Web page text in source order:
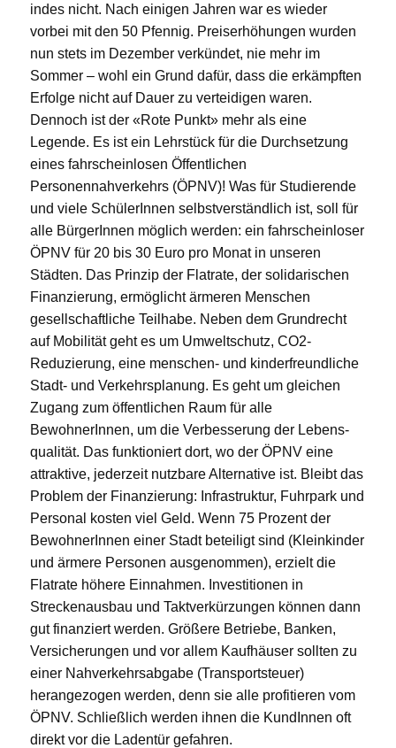
indes nicht. Nach einigen Jahren war es wieder
vorbei mit den 50 Pfennig. Preiserhöhungen wurden
nun stets im Dezember verkündet, nie mehr im
Sommer – wohl ein Grund dafür, dass die erkämpften
Erfolge nicht auf Dauer zu verteidigen waren.
Dennoch ist der «Rote Punkt» mehr als eine
Legende. Es ist ein Lehrstück für die Durchsetzung
eines fahrscheinlosen Öffentlichen
Personennahverkehrs (ÖPNV)! Was für Studierende
und viele SchülerInnen selbstverständlich ist, soll für
alle BürgerInnen möglich werden: ein fahrscheinloser
ÖPNV für 20 bis 30 Euro pro Monat in unseren
Städten. Das Prinzip der Flatrate, der solidarischen
Finanzierung, ermöglicht ärmeren Menschen
gesellschaftliche Teilhabe. Neben dem Grundrecht
auf Mobilität geht es um Umweltschutz, CO2-
Reduzierung, eine menschen- und kinderfreundliche
Stadt- und Verkehrsplanung. Es geht um gleichen
Zugang zum öffentlichen Raum für alle
BewohnerInnen, um die Verbesserung der Lebens-
qualität. Das funktioniert dort, wo der ÖPNV eine
attraktive, jederzeit nutzbare Alternative ist. Bleibt das
Problem der Finanzierung: Infrastruktur, Fuhrpark und
Personal kosten viel Geld. Wenn 75 Prozent der
BewohnerInnen einer Stadt beteiligt sind (Kleinkinder
und ärmere Personen ausgenommen), erzielt die
Flatrate höhere Einnahmen. Investitionen in
Streckenausbau und Taktverkürzungen können dann
gut finanziert werden. Größere Betriebe, Banken,
Versicherungen und vor allem Kaufhäuser sollten zu
einer Nahverkehrsabgabe (Transportsteuer)
herangezogen werden, denn sie alle profitieren vom
ÖPNV. Schließlich werden ihnen die KundInnen oft
direkt vor die Ladentür gefahren.